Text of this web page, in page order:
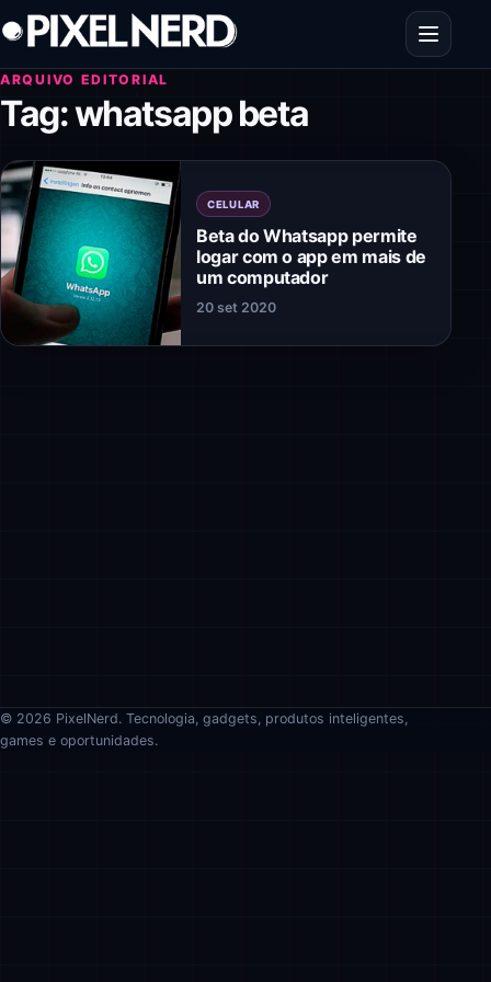
Pular para o conteúdo
Abrir
ARQUIVO EDITORIAL
Tag:whatsapp beta
CELULAR
Beta do Whatsapp permite
logar com o app em mais de
um computador
20 set 2020
© 2026 PixelNerd. Tecnologia, gadgets, produtos inteligentes,
games e oportunidades.